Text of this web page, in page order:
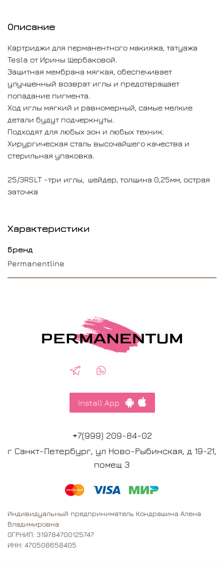
Описание
Картриджи для перманентного макияжа, татуажа
Tesla от Ирины Щербаковой.
Защитная мембрана мягкая, обеспечивает
улучшенный возврат иглы и предотвращает
попадание пигмента.
Ход иглы мягкий и равномерный, самые мелкие
детали будут подчеркнуты.
Подходят для любых зон и любых техник.
Хирургическая сталь высочайшего качества и
стерильная упаковка.
25/3RSLT -три иглы, шейдер, толщина 0,25мм, острая
заточка
Характеристики
Бренд
Permanentline
Install App
+7(999) 209-84-02
г Санкт-Петербург, ул Ново-Рыбинская, д 19-21,
помещ 3
Индивидуальный предприниматель Кондрашина Алена
Владимировна
ОГРНИП: 319784700125747
ИНН: 470508658405